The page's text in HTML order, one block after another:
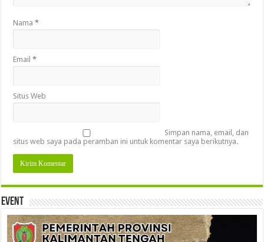
Nama*
Email*
Situs Web
Simpan nama, email, dan
situs web saya pada peramban ini untuk komentar saya berikutnya.
Event